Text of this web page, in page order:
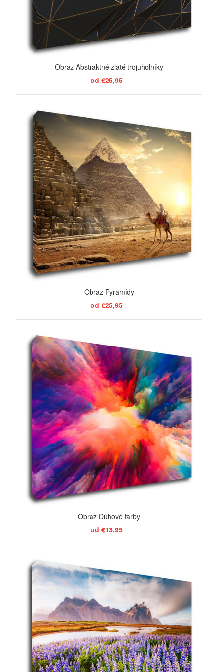
Obraz Abstraktné zlaté trojuholníky
od €25,95
Obraz Pyramídy
od €25,95
Obraz Dúhové farby
od €13,95